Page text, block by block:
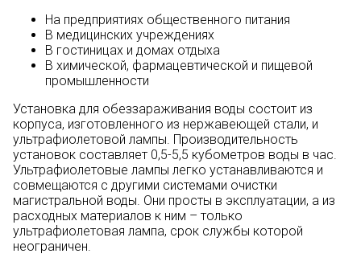
На предприятиях общественного питания
В медицинских учреждениях
В гостиницах и домах отдыха
В химической, фармацевтической и пищевой
промышленности
Установка для обеззараживания воды состоит из
корпуса, изготовленного из нержавеющей стали, и
ультрафиолетовой лампы. Производительность
установок составляет 0,5-5,5 кубометров воды в час.
Ультрафиолетовые лампы легко устанавливаются и
совмещаются с другими системами очистки
магистральной воды. Они просты в эксплуатации, а из
расходных материалов к ним – только
ультрафиолетовая лампа, срок службы которой
неограничен.